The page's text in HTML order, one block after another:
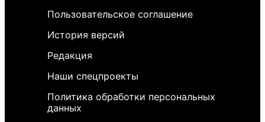
Пользовательское соглашение
История версий
Редакция
Наши спецпроекты
Политика обработки персональных
данных